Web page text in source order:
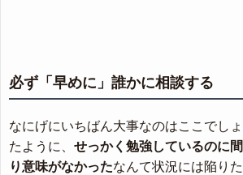
必ず「早めに」誰かに相談する
なにげにいちばん大事なのはここでし
たように、 せっかく勉強しているのに
り意味がなかったなんて状況には陥りた